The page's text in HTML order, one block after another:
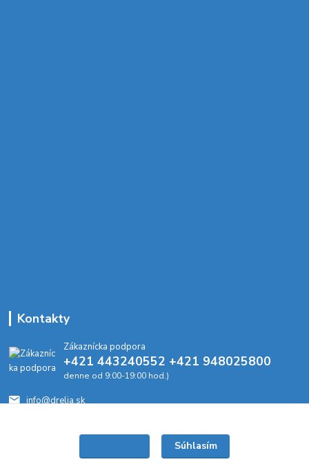
Kontakty
Zákaznícka podpora
+421 443240552 +421 948025800
denne od 9:00-19:00 hod.)
info@drelia.sk
Súhlasím